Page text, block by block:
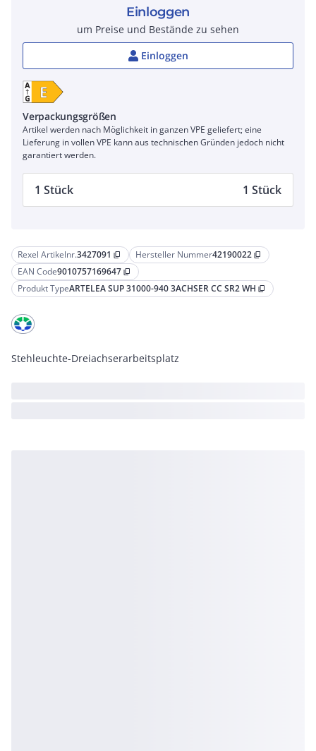
Rexel Artikelnr.3427091 content_copy Hersteller Nummer42190022 content_copy
EAN Code9010757169647 content_copy
Produkt TypeARTELEA SUP 31000-940 3ACHSER CC SR2 WH content_copy
Stehleuchte-Dreiachserarbeitsplatz
Einloggen
um Preise und Bestände zu sehen
Einloggen
Verpackungsgrößen
Artikel werden nach Möglichkeit in ganzen VPE geliefert; eine
Lieferung in vollen VPE kann aus technischen Gründen jedoch nicht
garantiert werden.
1 Stück 1 Stück